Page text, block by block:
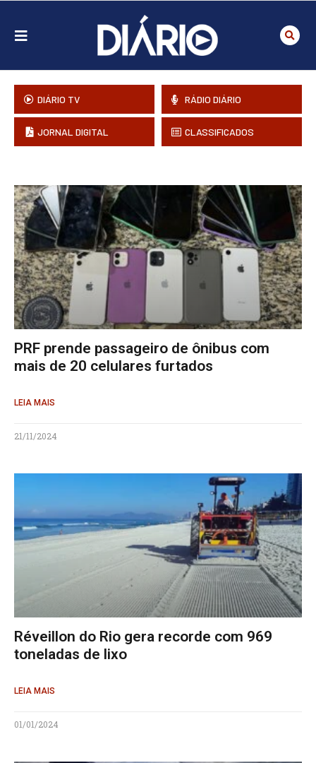
DIÁRIO TV RÁDIO DIÁRIO
JORNAL DIGITAL CLASSIFICADOS
PRF prende passageiro de ônibus com
mais de 20 celulares furtados
LEIA MAIS
21/11/2024
Réveillon do Rio gera recorde com 969
toneladas de lixo
LEIA MAIS
01/01/2024